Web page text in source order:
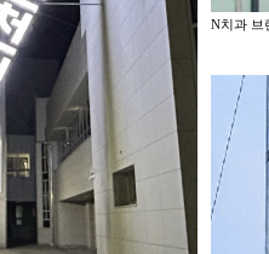
N치과 브